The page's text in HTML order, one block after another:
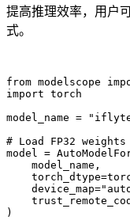
提高推理效率，用户
式。
from modelscope
import torch
model_name =
# Load FP32 weights
model =
    model_name,
    device_map=
)